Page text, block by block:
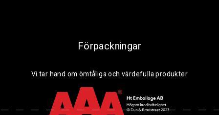
Förpackningar
Vi tar hand om ömtåliga och värdefulla produkter